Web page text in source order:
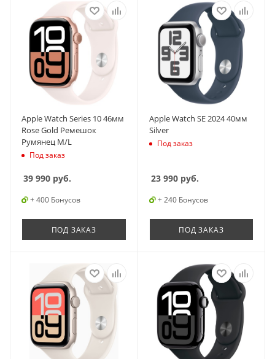
Apple Watch Series 10 46мм
Rose Gold Ремешок
Румянец M/L
Под заказ
39 990 руб.
+ 400 Бонусов
ПОД ЗАКАЗ
Apple Watch SE 2024 40мм
Silver
Под заказ
23 990руб.
+ 240 Бонусов
ПОД ЗАКАЗ